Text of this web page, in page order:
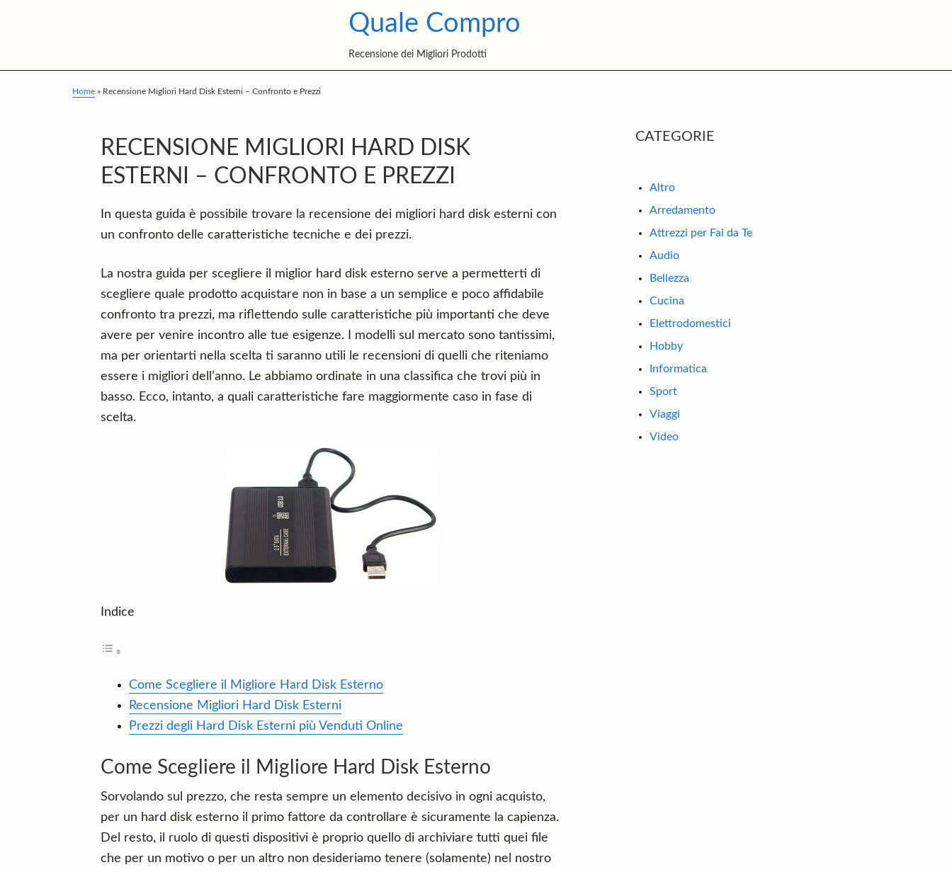
p
p
p
Quale Compro
Recensione dei Migliori Prodotti
Home » Recensione Migliori Hard Disk Esterni – Confronto e Prezzi
RECENSIONE MIGLIORI HARD DISK
ESTERNI – CONFRONTO E PREZZI
In questa guida è possibile trovare la recensione dei migliori hard disk esterni con
un confronto delle caratteristiche tecniche e dei prezzi.
La nostra guida per scegliere il miglior hard disk esterno serve a permetterti di
scegliere quale prodotto acquistare non in base a un semplice e poco affidabile
confronto tra prezzi, ma riflettendo sulle caratteristiche più importanti che deve
avere per venire incontro alle tue esigenze. I modelli sul mercato sono tantissimi,
ma per orientarti nella scelta ti saranno utili le recensioni di quelli che riteniamo
essere i migliori dell’anno. Le abbiamo ordinate in una classifica che trovi più in
basso. Ecco, intanto, a quali caratteristiche fare maggiormente caso in fase di
scelta.
Indice
Come Scegliere il Migliore Hard Disk Esterno
Recensione Migliori Hard Disk Esterni
Prezzi degli Hard Disk Esterni più Venduti Online
Come Scegliere il Migliore Hard Disk Esterno
Sorvolando sul prezzo, che resta sempre un elemento decisivo in ogni acquisto,
per un hard disk esterno il primo fattore da controllare è sicuramente la capienza.
Del resto, il ruolo di questi dispositivi è proprio quello di archiviare tutti quei file
che per un motivo o per un altro non desideriamo tenere (solamente) nel nostro
Primary
CATEGORIE
Altro
Arredamento
Attrezzi per Fai da Te
Audio
Bellezza
Cucina
Elettrodomestici
Hobby
Informatica
Sport
Viaggi
Video